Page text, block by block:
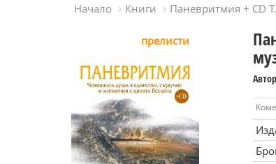
Начало Книги Паневритмия + CD
прелисти